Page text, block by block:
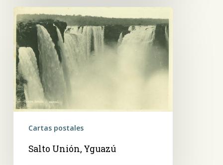
Salto
Unión,
Yguazú
Cartas postales
Salto Unión, Yguazú